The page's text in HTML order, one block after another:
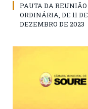
PAUTA DA REUNIÃO
ORDINÁRIA, DE 11 DE
DEZEMBRO DE 2023